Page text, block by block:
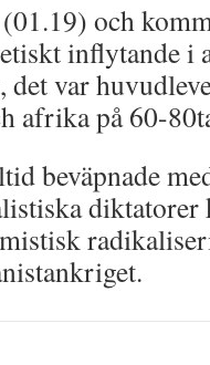
och
inflytande i
var
afrika på 60-
beväpnade